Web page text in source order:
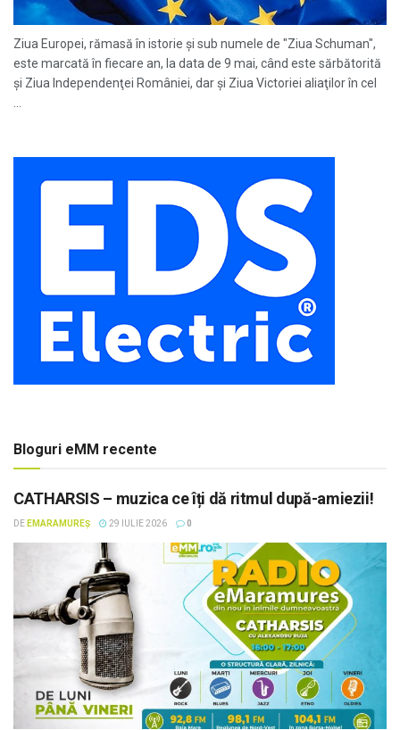
Ziua Europei, rămasă în istorie și sub numele de "Ziua Schuman",
este marcată în fiecare an, la data de 9 mai, când este sărbătorită
și Ziua Independenţei României, dar și Ziua Victoriei aliaţilor în cel
Bloguri eMM recente
CATHARSIS – muzica ce îți dă ritmul după-amiezii!
DE EMARAMUREȘ 29 IULIE 2026 0